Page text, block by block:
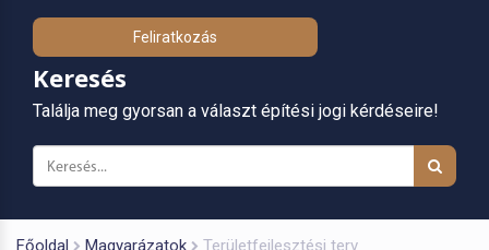
Feliratkozás
Keresés
Találja meg gyorsan a választ építési jogi kérdéseire!
Főoldal Magyarázatok Területfejlesztési terv